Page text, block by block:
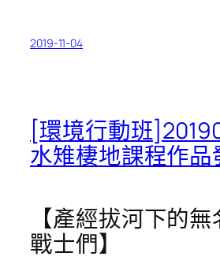
2019-11-04
[環境行動班
水雉棲地課程作品
【產經拔河下的
戰士們】